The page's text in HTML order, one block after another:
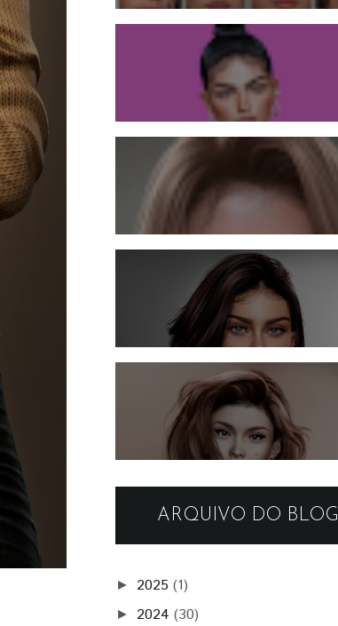
Firestorm Viewer - Tutorial
Noor Freckles and Moles
- Authentic -
ARQUIVO DO BLOG
► 2025 (1)
► 2024 (30)